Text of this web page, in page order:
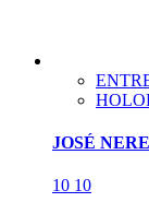
JOSÉ
10 10